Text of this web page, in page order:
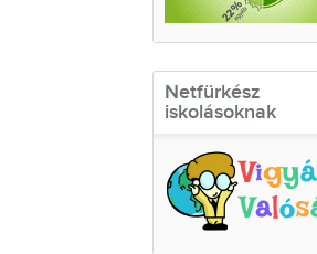
Netfürkész
iskolásoknak